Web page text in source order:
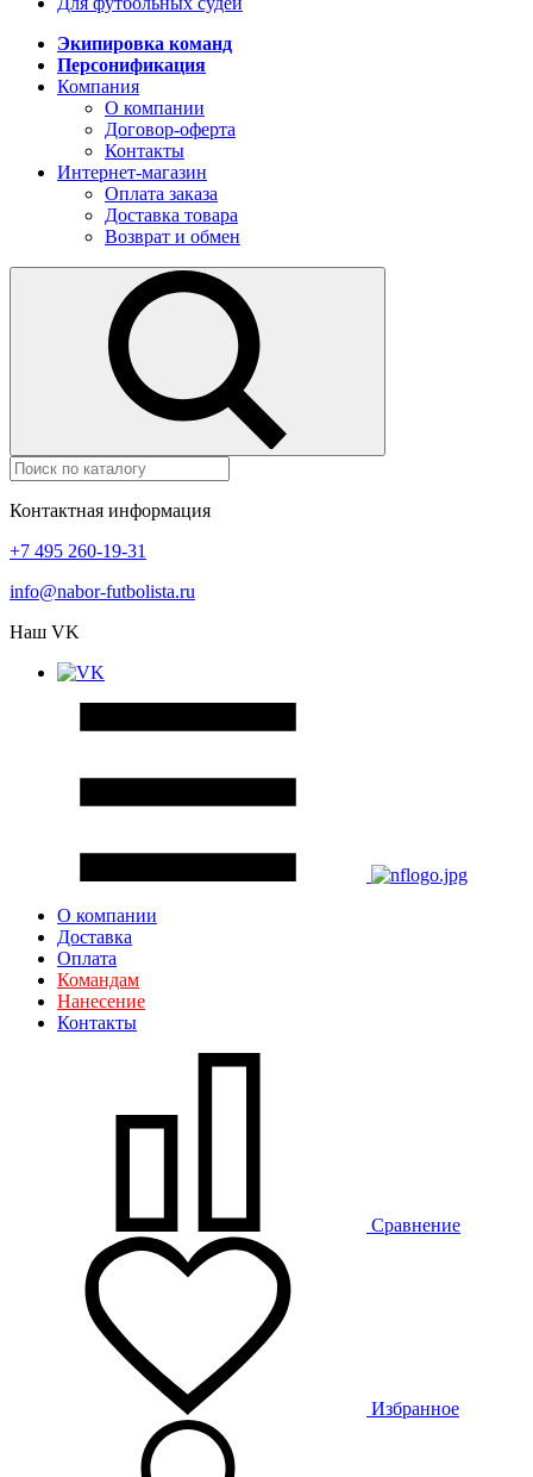
Экипировка команд
Персонификация
Компания
О компании
Договор-оферта
Контакты
Интернет-магазин
Оплата заказа
Доставка товара
Возврат и обмен
Контактная информация
+7 495 260-19-31
info@nabor-futbolista.ru
Наш VK
О компании
Доставка
Оплата
Командам
Нанесение
Контакты
Сравнение
Избранное